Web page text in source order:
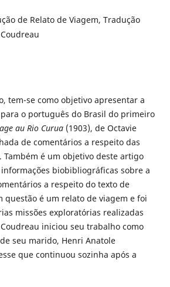
de Relato de Viagem, Tradução
tem-se como objetivo apresentar a
o português do Brasil do primeiro
au Rio Curua (1903), de Octavie
de comentários a respeito das
Também é um objetivo deste artigo
biobibliográficas sobre a
a respeito do texto de
questão é um relato de viagem e foi
missões exploratórias realizadas
iniciou seu trabalho como
seu marido, Henri Anatole
que continuou sozinha após a